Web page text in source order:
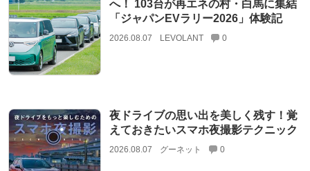
へ！ 103台が再エネの村・白馬に集結
「ジャパンEVラリー2026」体験記
2026.08.07 LEVOLANT 0
夜ドライブの思い出を美しく残す！覚
えておきたいスマホ夜撮影テクニック
2026.08.07 グーネット 0